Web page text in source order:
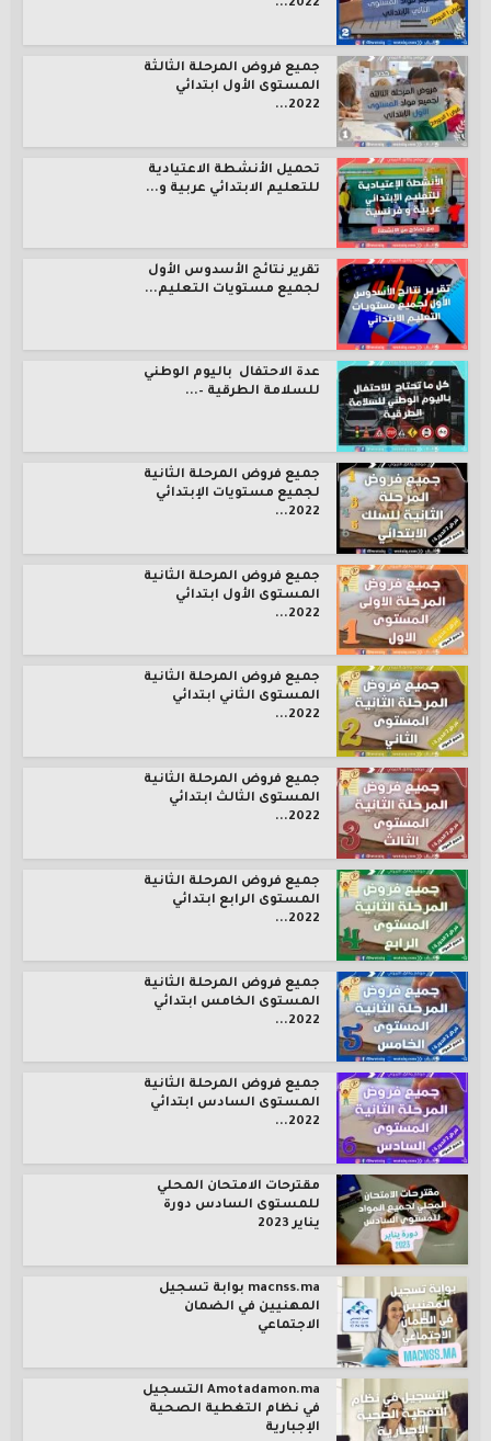
2022...
جميع فروض المرحلة الثالثة
المستوى الأول ابتدائي
2022...
تحميل الأنشطة الاعتيادية
للتعليم الابتدائي عربية و...
تقرير نتائج الأسدوس الأول
لجميع مستويات التعليم...
عدة الاحتفال باليوم الوطني
للسلامة الطرقية –...
جميع فروض المرحلة الثانية
لجميع مستويات الإبتدائي
2022...
جميع فروض المرحلة الثانية
المستوى الأول ابتدائي
2022...
جميع فروض المرحلة الثانية
المستوى الثاني ابتدائي
2022...
جميع فروض المرحلة الثانية
المستوى الثالث ابتدائي
2022...
جميع فروض المرحلة الثانية
المستوى الرابع ابتدائي
2022...
جميع فروض المرحلة الثانية
المستوى الخامس ابتدائي
2022...
جميع فروض المرحلة الثانية
المستوى السادس ابتدائي
2022...
مقترحات الامتحان المحلي
للمستوى السادس دورة
يناير 2023
macnss.ma بوابة تسجيل
المهنيين في الضمان
الاجتماعي
Amotadamon.ma التسجيل
في نظام التغطية الصحية
الإجبارية